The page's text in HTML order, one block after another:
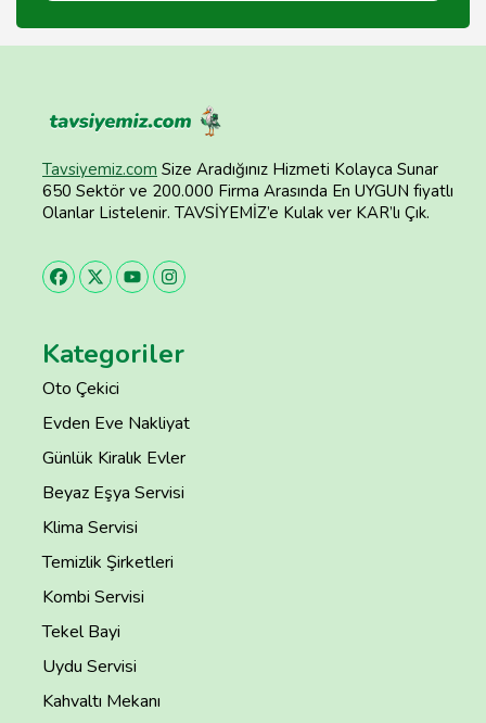
Tavsiyemiz.com Size Aradığınız Hizmeti Kolayca Sunar
650 Sektör ve 200.000 Firma Arasında En UYGUN fiyatlı
Olanlar Listelenir. TAVSİYEMİZ’e Kulak ver KAR’lı Çık.
Kategoriler
Oto Çekici
Evden Eve Nakliyat
Günlük Kiralık Evler
Beyaz Eşya Servisi
Klima Servisi
Temizlik Şirketleri
Kombi Servisi
Tekel Bayi
Uydu Servisi
Kahvaltı Mekanı